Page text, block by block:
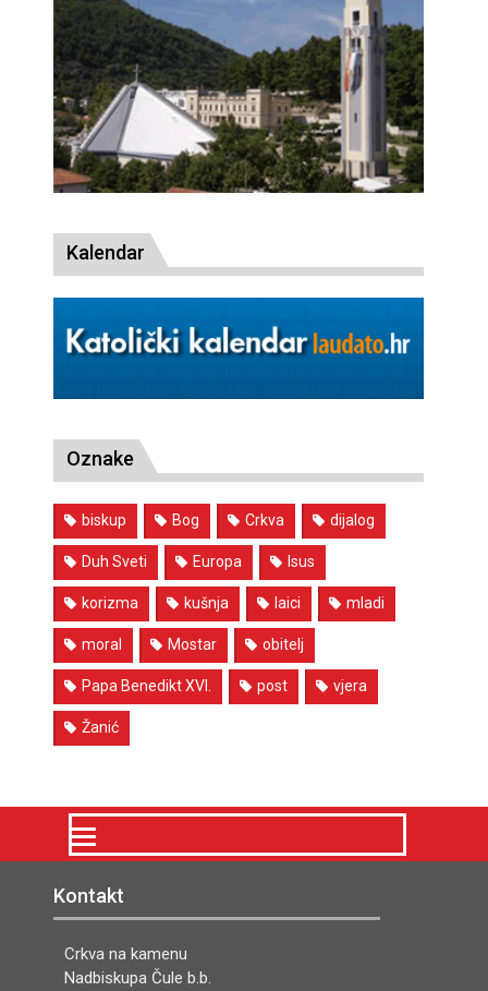
Kalendar
Oznake
biskup Bog Crkva dijalog
Duh Sveti Europa Isus
korizma kušnja laici mladi
moral Mostar obitelj
Papa Benedikt XVI. post vjera
Žanić
Kontakt
Crkva na kamenu
Nadbiskupa Čule b.b.